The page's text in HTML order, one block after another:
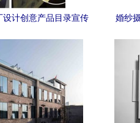
计创意产品目录宣传
婚纱